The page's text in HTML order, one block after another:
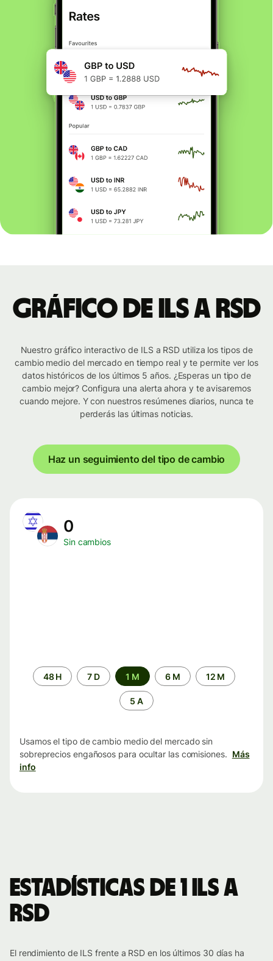
Gráfico de ILS a RSD
Nuestro gráfico interactivo de ILS a RSD utiliza los tipos de
cambio medio del mercado en tiempo real y te permite ver los
datos históricos de los últimos 5 años. ¿Esperas un tipo de
cambio mejor? Configura una alerta ahora y te avisaremos
cuando mejore. Y con nuestros resúmenes diarios, nunca te
perderás las últimas noticias.
Haz un seguimiento del tipo de cambio
0
Sin cambios
Periodo48 H 7 D 1 M 6 M 12 M
5 A
Usamos el tipo de cambio medio del mercado sin
sobreprecios engañosos para ocultar las comisiones. Más
info
Estadísticas de 1 ILS a
RSD
El rendimiento de ILS frente a RSD en los últimos 30 días ha